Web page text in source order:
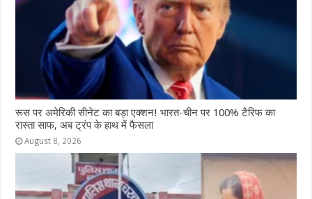
रूस पर अमेरिकी सीनेट का बड़ा एक्शन! भारत-चीन पर 100% टैरिफ का
रास्ता साफ, अब ट्रंप के हाथ में फैसला
August 8, 2026